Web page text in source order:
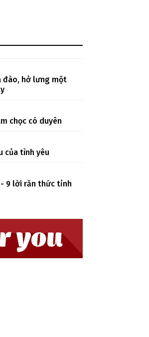
đào, hở lưng một
chọc có duyên
của tình yêu
- 9 lời răn thức tỉnh